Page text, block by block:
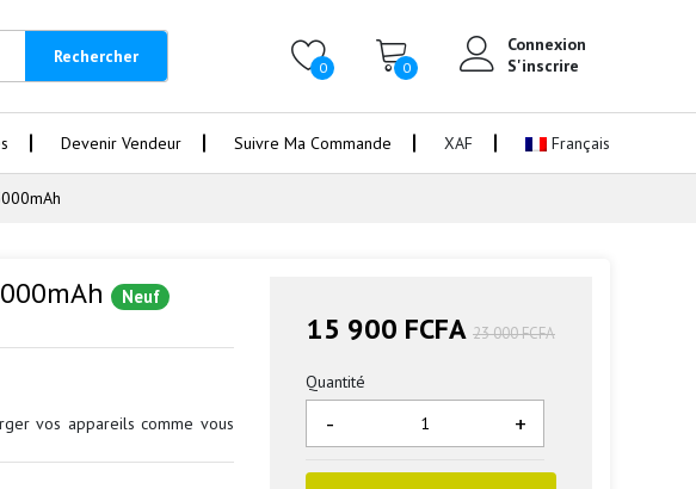
Rechercher
0 0
Connexion
S'inscrire
Devenir Vendeur Suivre Ma Commande XAF Français
Neuf
vos appareils comme vous
15 900 FCFA 23 000 FCFA
Quantité
+
-